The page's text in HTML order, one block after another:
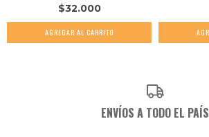
$32.000
ENVÍOS A TODO EL PAÍS